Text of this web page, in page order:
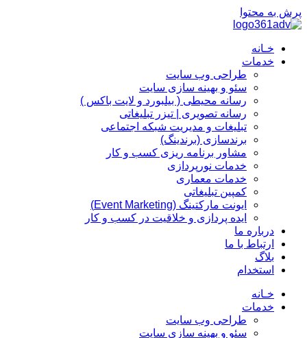
پرش به محتوا
خـانه
خدمات
طراحی وب سایت
سئو و بهینه سازی سایت
رسانه محیطی ( بیلبورد و لایت باکس )
رسانه تصویری | تیزر تبلیغاتی
تبلیغات و مدیریت شبکه اجتماعی
برندسازی (برندینگ)‌
مشاور برنامه ریزی کسب و کار
خدمات نورپردازی
خدمات معماری
کمپین تبلیغاتی
ایونت مارکتینگ (Event Marketing)
ایده پردازی و خلاقیت در کسب و کار
درباره ما
ارتباط با ما
بلاگ
استخدام
خـانه
خدمات
طراحی وب سایت
سئو و بهینه سازی سایت